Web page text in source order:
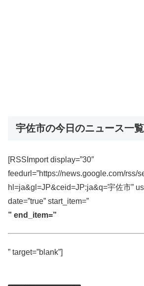
宇佐市の今日のニュース一覧
[RSSImport display=”30″
feedurl=”https://news.google.com/rss/
hl=ja&gl=JP&ceid=JP:ja&q=宇佐市”
date=”true” start_item=”
” end_item=”
” target=”blank”]